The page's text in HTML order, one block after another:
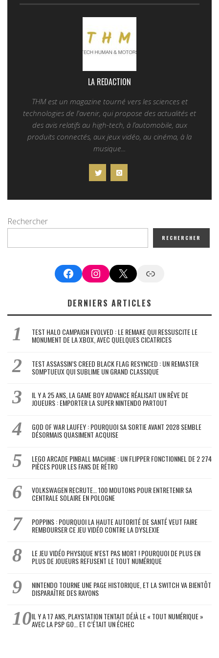
LA REDACTION
THM est un magazine tourné vers les sciences et
technologies de l'avenir, qui propose des actualités et
des avis relatifs au high-tech, à l’automobile, aux
produits connectés, aux jeux vidéo, au cinéma, à la
musique...
Rechercher
RECHERCHER
FacebookInstagram
X Google News
DERNIERS ARTICLES
TEST HALO CAMPAIGN EVOLVED : LE REMAKE QUI RESSUSCITE LE
MONUMENT DE LA XBOX, AVEC QUELQUES CICATRICES
TEST ASSASSIN’S CREED BLACK FLAG RESYNCED : UN REMASTER
SOMPTUEUX QUI SUBLIME UN GRAND CLASSIQUE
IL Y A 25 ANS, LA GAME BOY ADVANCE RÉALISAIT UN RÊVE DE
JOUEURS : EMPORTER LA SUPER NINTENDO PARTOUT
GOD OF WAR LAUFEY : POURQUOI SA SORTIE AVANT 2028 SEMBLE
DÉSORMAIS QUASIMENT ACQUISE
LEGO ARCADE PINBALL MACHINE : UN FLIPPER FONCTIONNEL DE 2 274
PIÈCES POUR LES FANS DE RÉTRO
VOLKSWAGEN RECRUTE… 100 MOUTONS POUR ENTRETENIR SA
CENTRALE SOLAIRE EN POLOGNE
POPPINS : POURQUOI LA HAUTE AUTORITÉ DE SANTÉ VEUT FAIRE
REMBOURSER CE JEU VIDÉO CONTRE LA DYSLEXIE
LE JEU VIDÉO PHYSIQUE N’EST PAS MORT ! POURQUOI DE PLUS EN
PLUS DE JOUEURS REFUSENT LE TOUT NUMÉRIQUE
NINTENDO TOURNE UNE PAGE HISTORIQUE, ET LA SWITCH VA BIENTÔT
DISPARAÎTRE DES RAYONS
IL Y A 17 ANS, PLAYSTATION TENTAIT DÉJÀ LE « TOUT NUMÉRIQUE »
AVEC LA PSP GO… ET C’ÉTAIT UN ÉCHEC